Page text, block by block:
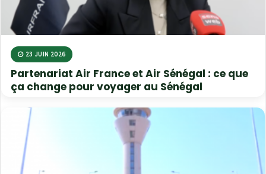
Partenariat Air France et Air Sénégal : ce que
ça change pour voyager au Sénégal
23 JUIN 2026